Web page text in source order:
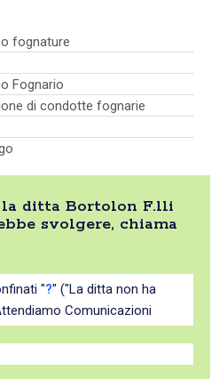
fognature
Fognario
di condotte fognarie
ditta Bortolon F.lli
svolgere, chiama
"?" ("La ditta non ha
Comunicazioni